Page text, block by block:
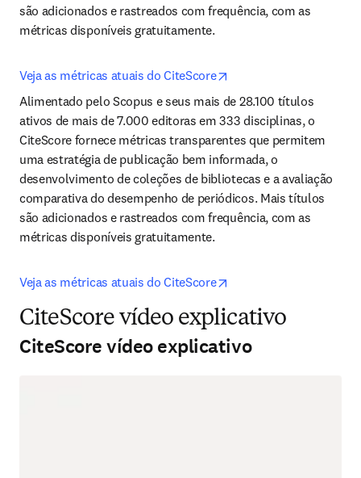
são adicionados e rastreados com frequência, com as
métricas disponíveis gratuitamente.
Veja as métricas atuais do CiteScore
Alimentado pelo Scopus e seus mais de 28.100 títulos
ativos de mais de 7.000 editoras em 333 disciplinas, o
CiteScore fornece métricas transparentes que permitem
uma estratégia de publicação bem informada, o
desenvolvimento de coleções de bibliotecas e a avaliação
comparativa do desempenho de periódicos. Mais títulos
são adicionados e rastreados com frequência, com as
métricas disponíveis gratuitamente.
Veja as métricas atuais do CiteScore
CiteScore vídeo explicativo
CiteScore vídeo explicativo